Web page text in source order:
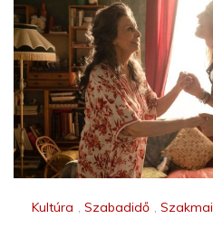
Kultúra , Szabadidő , Szakmai